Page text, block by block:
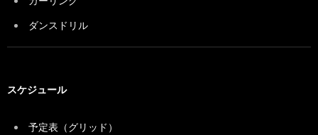
ダンスドリル
スケジュール
予定表（グリッド）